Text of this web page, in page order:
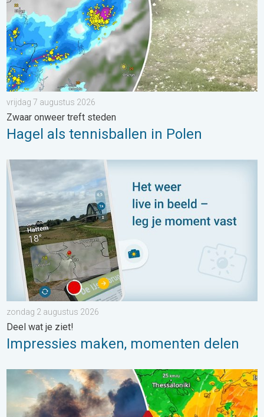
vrijdag 7 augustus 2026
Zwaar onweer treft steden
Hagel als tennisballen in Polen
Impressies maken, momenten delen. Deel wat je ziet!. . .
zondag 2 augustus 2026
Deel wat je ziet!
Impressies maken, momenten delen
Ook in Zuidoost-Europa woeden bosbranden. Hitte en veel